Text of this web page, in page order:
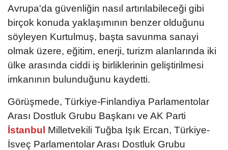
Avrupa'da güvenliğin nasıl artırılabileceği gibi
birçok konuda yaklaşımının benzer olduğunu
söyleyen Kurtulmuş, başta savunma sanayi
olmak üzere, eğitim, enerji, turizm alanlarında iki
ülke arasında ciddi iş birliklerinin geliştirilmesi
imkanının bulunduğunu kaydetti.
Görüşmede, Türkiye-Finlandiya Parlamentolar
Arası Dostluk Grubu Başkanı ve AK Parti
İstanbul Milletvekili Tuğba Işık Ercan, Türkiye-
İsveç Parlamentolar Arası Dostluk Grubu